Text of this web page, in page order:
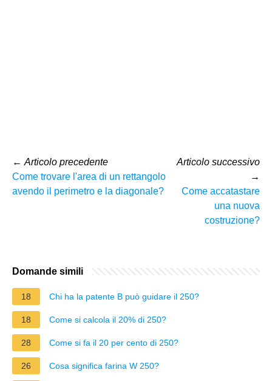
← Articolo precedente
Come trovare l'area di un rettangolo
avendo il perimetro e la diagonale?
Articolo successivo
→
Come accatastare
una nuova
costruzione?
Domande simili
18 Chi ha la patente B può guidare il 250?
18 Come si calcola il 20% di 250?
28 Come si fa il 20 per cento di 250?
26 Cosa significa farina W 250?